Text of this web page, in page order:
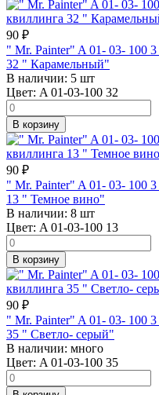
90 ₽
" Mr. Painter" A 01- 03- 100
32 " Карамельный"
В наличии: 5 шт
Цвет: A 01-03-100 32
В корзину
90 ₽
" Mr. Painter" A 01- 03- 100
13 " Темное вино"
В наличии: 8 шт
Цвет: A 01-03-100 13
В корзину
90 ₽
" Mr. Painter" A 01- 03- 100
35 " Светло- серый"
В наличии: много
Цвет: A 01-03-100 35